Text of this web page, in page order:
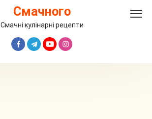
Смачного
Смачні кулінарні рецепти